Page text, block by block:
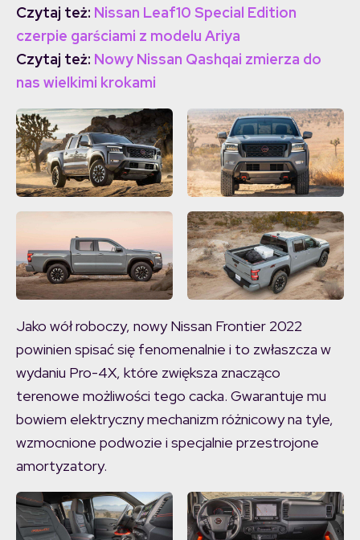
Czytaj też: Nissan Leaf10 Special Edition
czerpie garściami z modelu Ariya
Czytaj też: Nowy Nissan Qashqai zmierza do
nas wielkimi krokami
Jako wół roboczy, nowy Nissan Frontier 2022
powinien spisać się fenomenalnie i to zwłaszcza w
wydaniu Pro-4X, które zwiększa znacząco
terenowe możliwości tego cacka. Gwarantuje mu
bowiem elektryczny mechanizm różnicowy na tyle,
wzmocnione podwozie i specjalnie przestrojone
amortyzatory.